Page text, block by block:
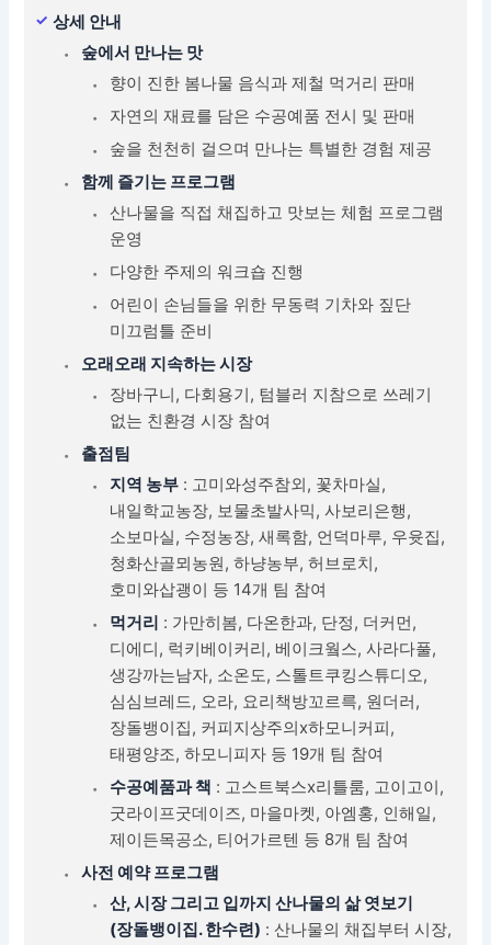
상세 안내
숲에서 만나는 맛
향이 진한 봄나물 음식과 제철 먹거리 판매
자연의 재료를 담은 수공예품 전시 및 판매
숲을 천천히 걸으며 만나는 특별한 경험 제공
함께 즐기는 프로그램
산나물을 직접 채집하고 맛보는 체험 프로그램
운영
다양한 주제의 워크숍 진행
어린이 손님들을 위한 무동력 기차와 짚단
미끄럼틀 준비
오래오래 지속하는 시장
장바구니, 다회용기, 텀블러 지참으로 쓰레기
없는 친환경 시장 참여
출점팀
지역 농부 : 고미와성주참외, 꽃차마실,
내일학교농장, 보물초발사믹, 사보리은행,
소보마실, 수정농장, 새록함, 언덕마루, 우윳집,
청화산골뫼농원, 하냥농부, 허브로치,
호미와삽괭이 등 14개 팀 참여
먹거리 : 가만히봄, 다온한과, 단정, 더커먼,
디에디, 럭키베이커리, 베이크웤스, 사라다풀,
생강까는남자, 소온도, 스톨트쿠킹스튜디오,
심심브레드, 오라, 요리책방꼬르륵, 원더러,
장돌뱅이집, 커피지상주의x하모니커피,
태평양조, 하모니피자 등 19개 팀 참여
수공예품과 책 : 고스트북스x리틀룸, 고이고이,
굿라이프굿데이즈, 마을마켓, 아엠홍, 인해일,
제이든목공소, 티어가르텐 등 8개 팀 참여
사전 예약 프로그램
산, 시장 그리고 입까지 산나물의 삶 엿보기
(장돌뱅이집. 한수련) : 산나물의 채집부터 시장,